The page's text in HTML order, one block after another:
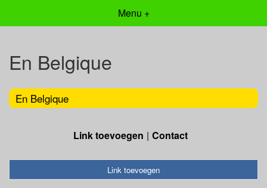
Menu +
En Belgique
En Belgique
Link toevoegen Contact
Link toevoegen